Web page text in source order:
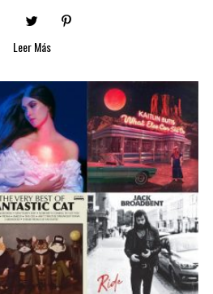
Leer Más